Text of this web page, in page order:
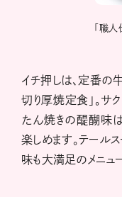
「職
イチ押しは、定番の
切り厚焼定食」。サ
たん焼きの醍醐味は
楽しめます。テールス
味も大満足のメニュ